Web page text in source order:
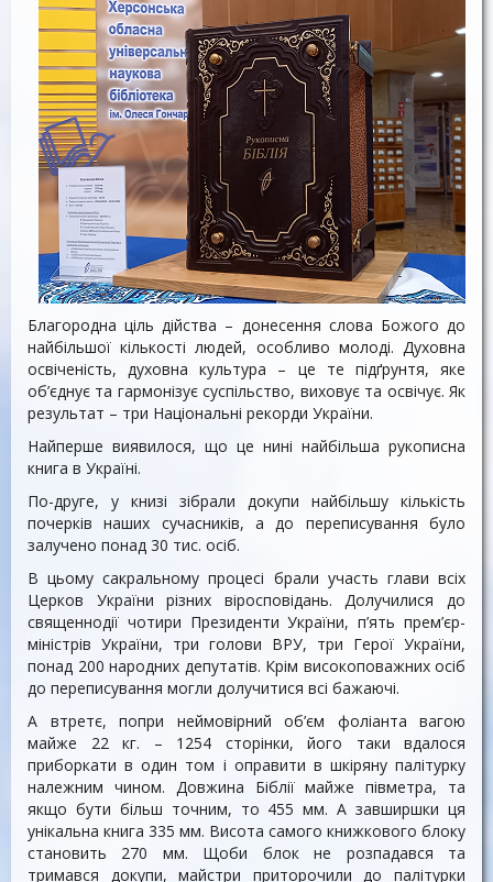
Благородна ціль дійства – донесення слова Божого до
найбільшої кількості людей, особливо молоді. Духовна
освіченість, духовна культура – це те підґрунтя, яке
об’єднує та гармонізує суспільство, виховує та освічує. Як
результат – три Національні рекорди України.
Найперше виявилося, що це нині найбільша рукописна
книга в Україні.
По-друге, у книзі зібрали докупи найбільшу кількість
почерків наших сучасників, а до переписування було
залучено понад 30 тис. осіб.
В цьому сакральному процесі брали участь глави всіх
Церков України різних віросповідань. Долучилися до
священнодії чотири Президенти України, п’ять прем’єр-
міністрів України, три голови ВРУ, три Герої України,
понад 200 народних депутатів. Крім високоповажних осіб
до переписування могли долучитися всі бажаючі.
А втретє, попри неймовірний об’єм фоліанта вагою
майже 22 кг. – 1254 сторінки, його таки вдалося
приборкати в один том і оправити в шкіряну палітурку
належним чином. Довжина Біблії майже півметра, та
якщо бути більш точним, то 455 мм. А завширшки ця
унікальна книга 335 мм. Висота самого книжкового блоку
становить 270 мм. Щоби блок не розпадався та
тримався докупи, майстри приторочили до палітурки